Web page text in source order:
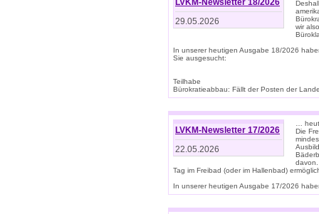
LVKM-Newsletter 18/2026
29.05.2026
wir
In unserer heutigen Ausgabe 18/2026
Sie ausgesucht:
Teilhabe
Bürokratieabbau: Fällt der Posten der
LVKM-Newsletter 17/2026
22.05.2026
…
Die
davon.
Tag im Freibad (oder im Hallenbad)
In unserer heutigen Ausgabe 17/2026